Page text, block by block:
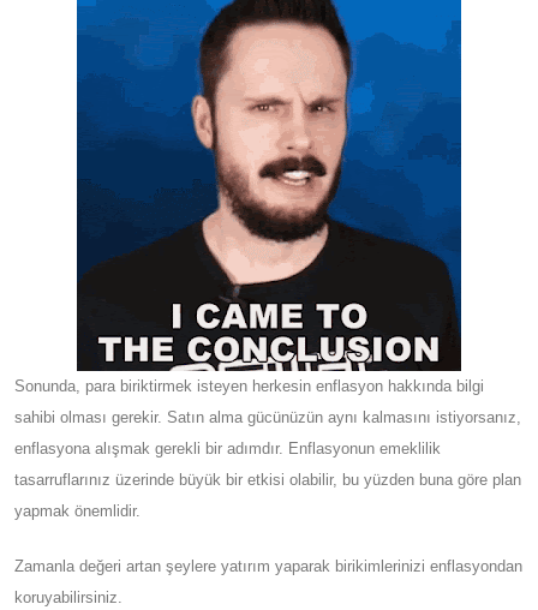
Sonunda, para biriktirmek isteyen herkesin enflasyon hakkında bilgi
sahibi olması gerekir. Satın alma gücünüzün aynı kalmasını istiyorsanız,
enflasyona alışmak gerekli bir adımdır. Enflasyonun emeklilik
tasarruflarınız üzerinde büyük bir etkisi olabilir, bu yüzden buna göre plan
yapmak önemlidir.
Zamanla değeri artan şeylere yatırım yaparak birikimlerinizi enflasyondan
koruyabilirsiniz.